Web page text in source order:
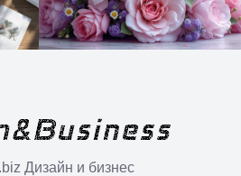
Дизайн и бизнес